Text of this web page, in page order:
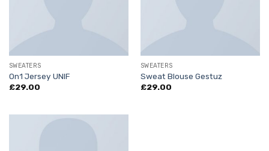
SWEATERS
On1 Jersey UNIF
£29.00
SWEATERS
Sweat Blouse Gestuz
£29.00